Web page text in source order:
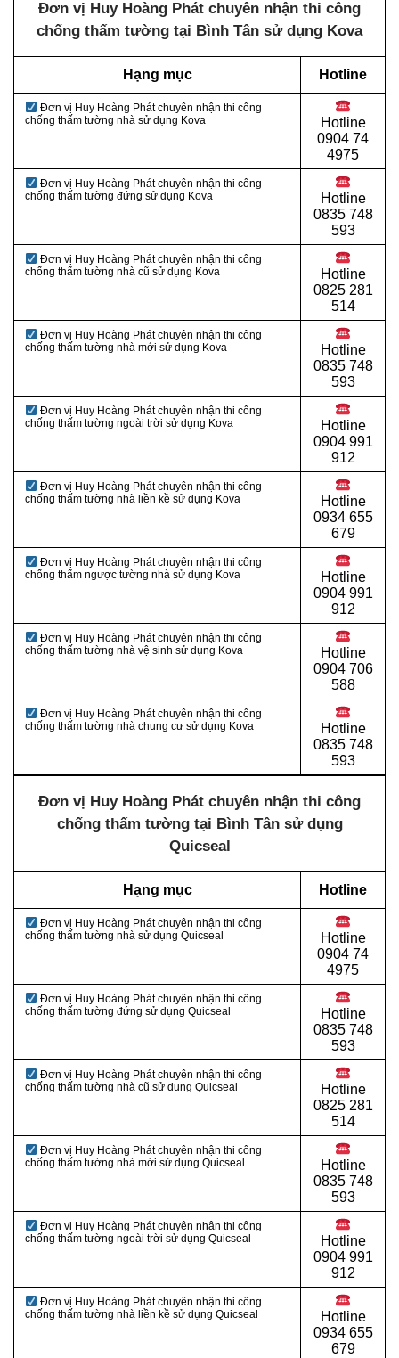
Đơn vị Huy Hoàng Phát chuyên nhận thi công
chống thấm tường tại Bình Tân sử dụng Kova
Hạng mục Hotline
Đơn vị Huy Hoàng Phát chuyên nhận thi công
chống thấm tường nhà sử dụng Kova
Hotline
0904 74
4975
Đơn vị Huy Hoàng Phát chuyên nhận thi công
chống thấm tường đứng sử dụng Kova
Hotline
0835 748
593
Đơn vị Huy Hoàng Phát chuyên nhận thi công
chống thấm tường nhà cũ sử dụng Kova
Hotline
0825 281
514
Đơn vị Huy Hoàng Phát chuyên nhận thi công
chống thấm tường nhà mới sử dụng Kova
Hotline
0835 748
593
Đơn vị Huy Hoàng Phát chuyên nhận thi công
chống thấm tường ngoài trời sử dụng Kova
Hotline
0904 991
912
Đơn vị Huy Hoàng Phát chuyên nhận thi công
chống thấm tường nhà liền kề sử dụng Kova
Hotline
0934 655
679
Đơn vị Huy Hoàng Phát chuyên nhận thi công
chống thấm ngược tường nhà sử dụng Kova
Hotline
0904 991
912
Đơn vị Huy Hoàng Phát chuyên nhận thi công
chống thấm tường nhà vệ sinh sử dụng Kova
Hotline
0904 706
588
Đơn vị Huy Hoàng Phát chuyên nhận thi công
chống thấm tường nhà chung cư sử dụng Kova
Hotline
0835 748
593
Đơn vị Huy Hoàng Phát chuyên nhận thi công
chống thấm tường tại Bình Tân sử dụng
Quicseal
Hạng mục Hotline
Đơn vị Huy Hoàng Phát chuyên nhận thi công
chống thấm tường nhà sử dụng Quicseal
Hotline
0904 74
4975
Đơn vị Huy Hoàng Phát chuyên nhận thi công
chống thấm tường đứng sử dụng Quicseal
Hotline
0835 748
593
Đơn vị Huy Hoàng Phát chuyên nhận thi công
chống thấm tường nhà cũ sử dụng Quicseal
Hotline
0825 281
514
Đơn vị Huy Hoàng Phát chuyên nhận thi công
chống thấm tường nhà mới sử dụng Quicseal
Hotline
0835 748
593
Đơn vị Huy Hoàng Phát chuyên nhận thi công
chống thấm tường ngoài trời sử dụng Quicseal
Hotline
0904 991
912
Đơn vị Huy Hoàng Phát chuyên nhận thi công
chống thấm tường nhà liền kề sử dụng Quicseal
Hotline
0934 655
679